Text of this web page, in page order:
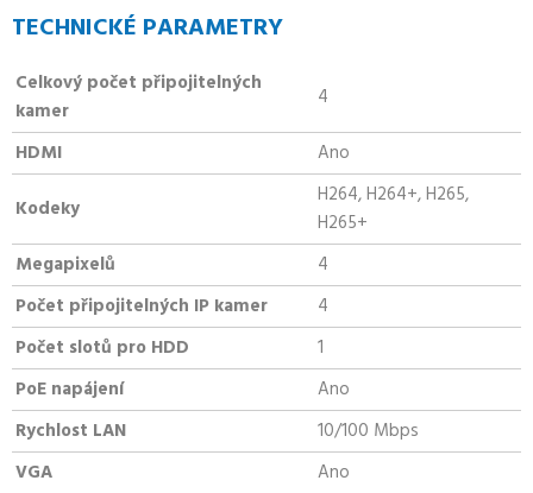
TECHNICKÉ PARAMETRY
Celkový počet připojitelných
kamer
4
HDMI
Ano
Kodeky
H264, H264+, H265,
H265+
Megapixelů
4
Počet připojitelných IP kamer
4
Počet slotů pro HDD
1
PoE napájení
Ano
Rychlost LAN
10/100 Mbps
VGA
Ano